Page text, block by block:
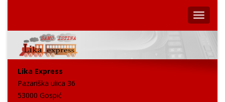
Lika Express
Pazariška ulica 36
53000 Gospić